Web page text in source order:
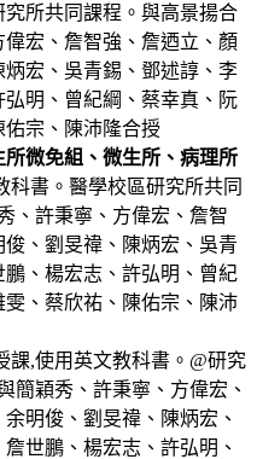
所共同課程。與高景揚合
宏、詹智強、詹迺立、顏
宏、吳青錫、鄧述諄、李
明、曾紀綱、蔡幸真、阮
宗、陳沛隆合授
微免組、微生所、病理所
科書。醫學校區研究所共同
、許秉寧、方偉宏、詹智
、劉旻禕、陳炳宏、吳青
、楊宏志、許弘明、曾紀
、蔡欣祐、陳佑宗、陳沛
課,使用英文教科書。@研究
簡穎秀、許秉寧、方偉宏、
明俊、劉旻禕、陳炳宏、
世鵬、楊宏志、許弘明、